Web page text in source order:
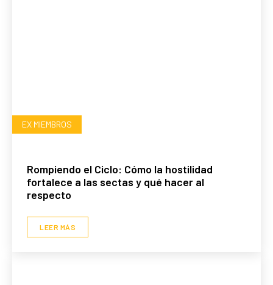
EX MIEMBROS
Rompiendo el Ciclo: Cómo la hostilidad
fortalece a las sectas y qué hacer al
respecto
LEER MÁS